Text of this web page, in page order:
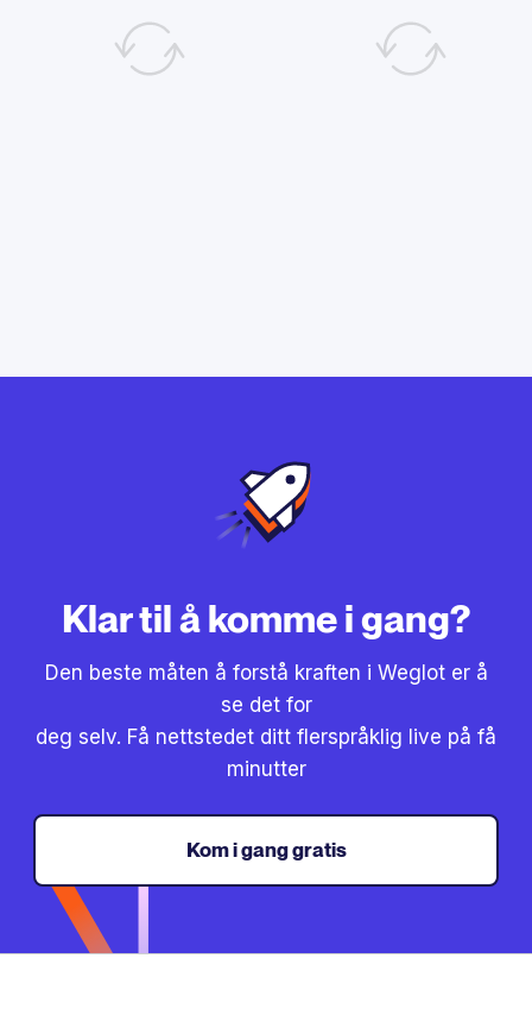
Klar til å komme i gang?
Den beste måten å forstå kraften i Weglot er å
se det for
deg selv. Få nettstedet ditt flerspråklig live på få
minutter
Kom i gang gratis